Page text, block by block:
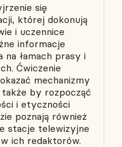
się
której dokonują
i uczennice
informacje
na łamach prasy i
Ćwiczenie
mechanizmy
by rozpocząć
i etyczności
poznają również
stacje telewizyjne
ich redaktorów.